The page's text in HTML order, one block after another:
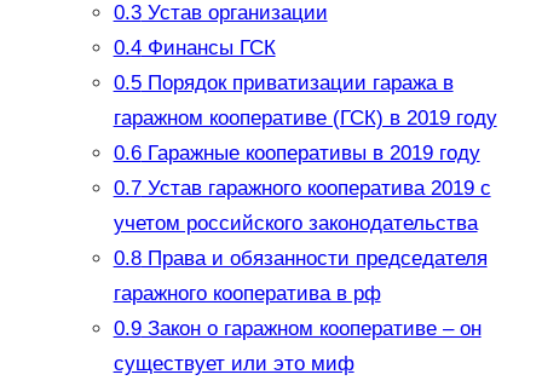
0.3Устав организации
0.4Финансы ГСК
0.5Порядок приватизации гаража в
гаражном кооперативе (ГСК) в 2019 году
0.6Гаражные кооперативы в 2019 году
0.7Устав гаражного кооператива 2019 с
учетом российского законодательства
0.8Права и обязанности председателя
гаражного кооператива в рф
0.9Закон о гаражном кооперативе – он
существует или это миф